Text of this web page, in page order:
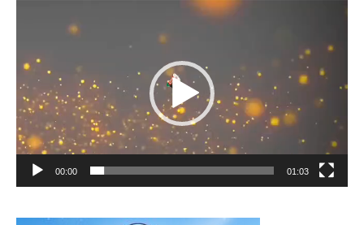
00:00 01:03